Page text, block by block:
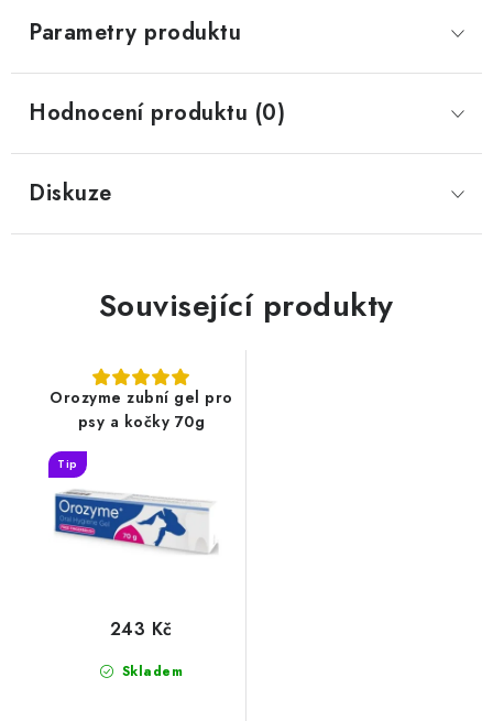
Parametry produktu
Hodnocení produktu (0)
Diskuze
Související produkty
Orozyme zubní gel pro
psy a kočky 70g
Tip
Skladem
243 Kč